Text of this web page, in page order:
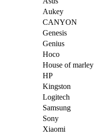
Aukey
CANYON
Genesis
Genius
Hoco
House of marley
HP
Kingston
Logitech
Samsung
Sony
Xiaomi